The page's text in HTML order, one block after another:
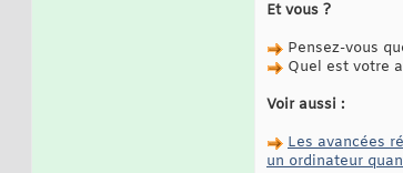
Et vous ?
Pensez-vous
Quel est votre
Voir aussi :
Les avancées
un ordinateur